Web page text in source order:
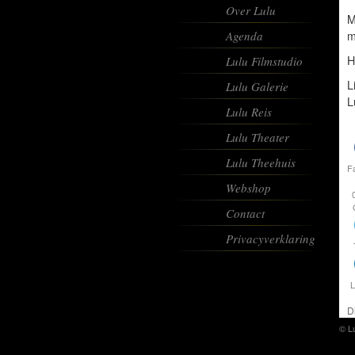
Over Lulu
Agenda
Lulu Filmstudio
Lulu Galerie
Lulu Reis
Lulu Theater
Lulu Theehuis
Webshop
Contact
Privacyverklaring
©